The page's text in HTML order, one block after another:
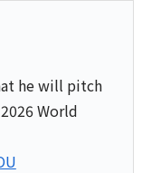
he will pitch
World